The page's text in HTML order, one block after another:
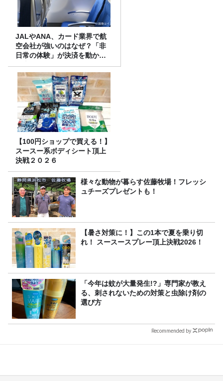
JALやANA、カード業界で航
空会社が強いのはなぜ？「非
日常の体験」が決済を動かす
理由
【100円ショップで買える！】
スースー系ボディシート頂上
決戦２０２６
様々な動物が暮らす佐藤牧場！フレッシ
ュチーズプレゼントも！
【暑さ対策に！】この1本で夏を乗り切
れ！ スースースプレー頂上決戦2026！
「今年は蚊が大量発生!?」専門家が教え
る、刺されないための対策と虫除け剤の
選び方
Recommended by